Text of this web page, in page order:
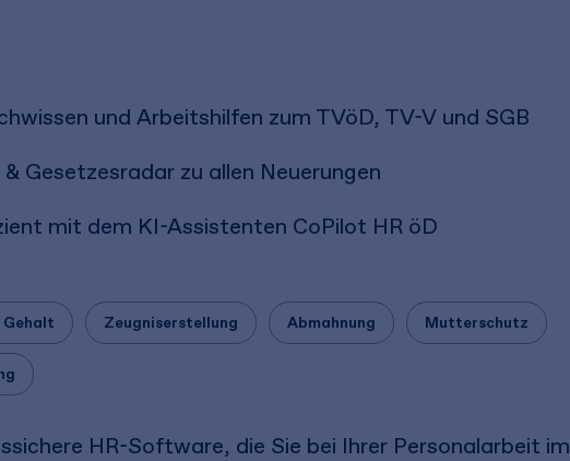
und Arbeitshilfen zum TVöD, TV-V und SGB
Gesetzesradar zu allen Neuerungen
mit dem KI-Assistenten CoPilot HR öD
Gehalt Zeugniserstellung Abmahnung Mutterschutz
HR-Software, die Sie bei Ihrer Personalarbeit im